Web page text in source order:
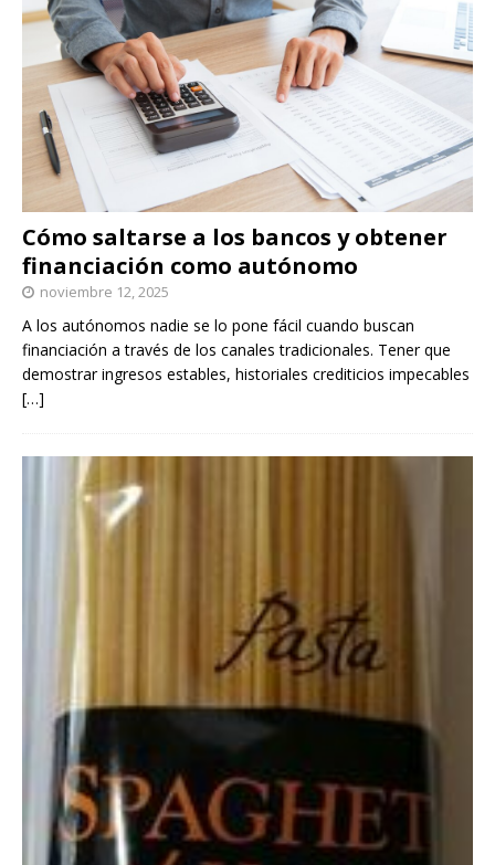
Cómo saltarse a los bancos y obtener
financiación como autónomo
noviembre 12, 2025
A los autónomos nadie se lo pone fácil cuando buscan
financiación a través de los canales tradicionales. Tener que
demostrar ingresos estables, historiales crediticios impecables
[…]